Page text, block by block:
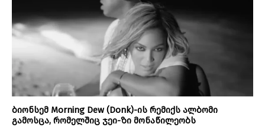
ბიონსემ Morning Dew (Donk)-ის რემიქს ალბომი
გამოსცა, რომელშიც ჯეი-ზი მონაწილეობს